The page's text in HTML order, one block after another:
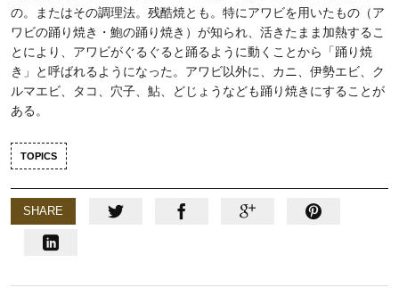
の。またはその調理法。残酷焼とも。特にアワビを用いたもの（ア
ワビの踊り焼き・鮑の踊り焼き）が知られ、活きたまま加熱するこ
とにより、アワビがぐるぐると踊るように動くことから「踊り焼
き」と呼ばれるようになった。アワビ以外に、カニ、伊勢エビ、ク
ルマエビ、タコ、穴子、鮎、どじょうなども踊り焼きにすることが
ある。
TOPICS
SHARE